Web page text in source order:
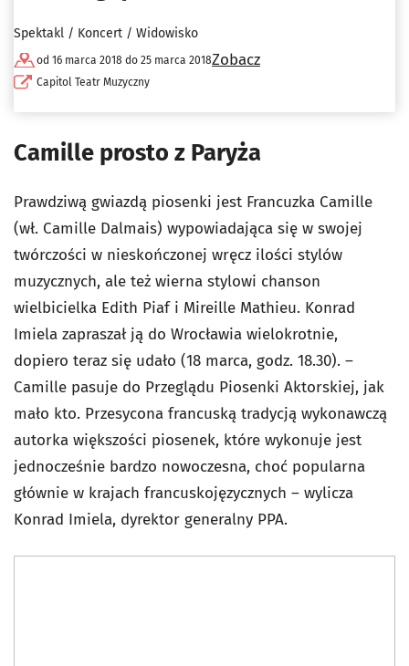
Spektakl / Koncert / Widowisko
od 16 marca 2018 do 25 marca 2018
Capitol Teatr Muzyczny
Zobacz
Camille prosto z Paryża
Prawdziwą gwiazdą piosenki jest Francuzka Camille
(wł. Camille Dalmais) wypowiadająca się w swojej
twórczości w nieskończonej wręcz ilości stylów
muzycznych, ale też wierna stylowi chanson
wielbicielka Edith Piaf i Mireille Mathieu. Konrad
Imiela zapraszał ją do Wrocławia wielokrotnie,
dopiero teraz się udało (18 marca, godz. 18.30). –
Camille pasuje do Przeglądu Piosenki Aktorskiej, jak
mało kto. Przesycona francuską tradycją wykonawczą
autorka większości piosenek, które wykonuje jest
jednocześnie bardzo nowoczesna, choć popularna
głównie w krajach francuskojęzycznych – wylicza
Konrad Imiela, dyrektor generalny PPA.